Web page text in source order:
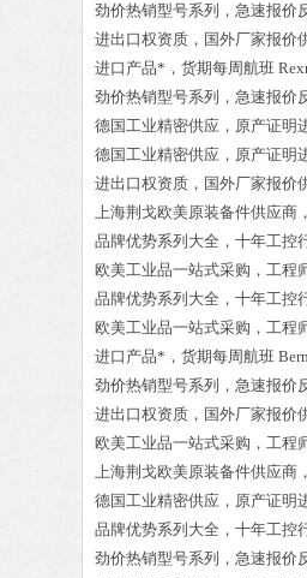
劲价热销型号系列，急速报价
进出口权资质，国外厂家报价
进口产品*，货期每周航班
劲价热销型号系列，急速报价
德国工业精密供应，原产证明
德国工业精密供应，原产证明
进出口权资质，国外厂家报价
上海荆戈欧美原装备件供应商
品牌优势系列大全，十年工控
欧美工业品一站式采购，工程
品牌优势系列大全，十年工控
欧美工业品一站式采购，工程
进口产品*，货期每周航班
劲价热销型号系列，急速报价
进出口权资质，国外厂家报价
欧美工业品一站式采购，工程
上海荆戈欧美原装备件供应商
德国工业精密供应，原产证明
品牌优势系列大全，十年工控
劲价热销型号系列，急速报价